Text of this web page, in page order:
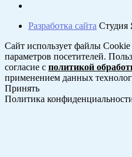
Разработка сайта Студия
Сайт использует файлы
параметров посетителей.
согласие с политикой
применением данных
Принять
Политика